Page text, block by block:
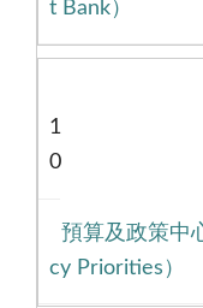
t Bank）
1
0
預算及政策中
cy Priorities）